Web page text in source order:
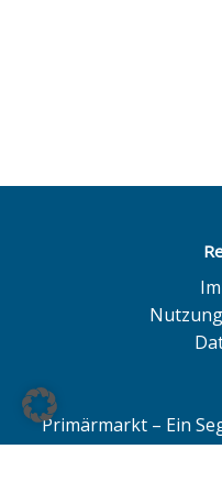
Primärmarkt – Ein
Quotrix – Ein